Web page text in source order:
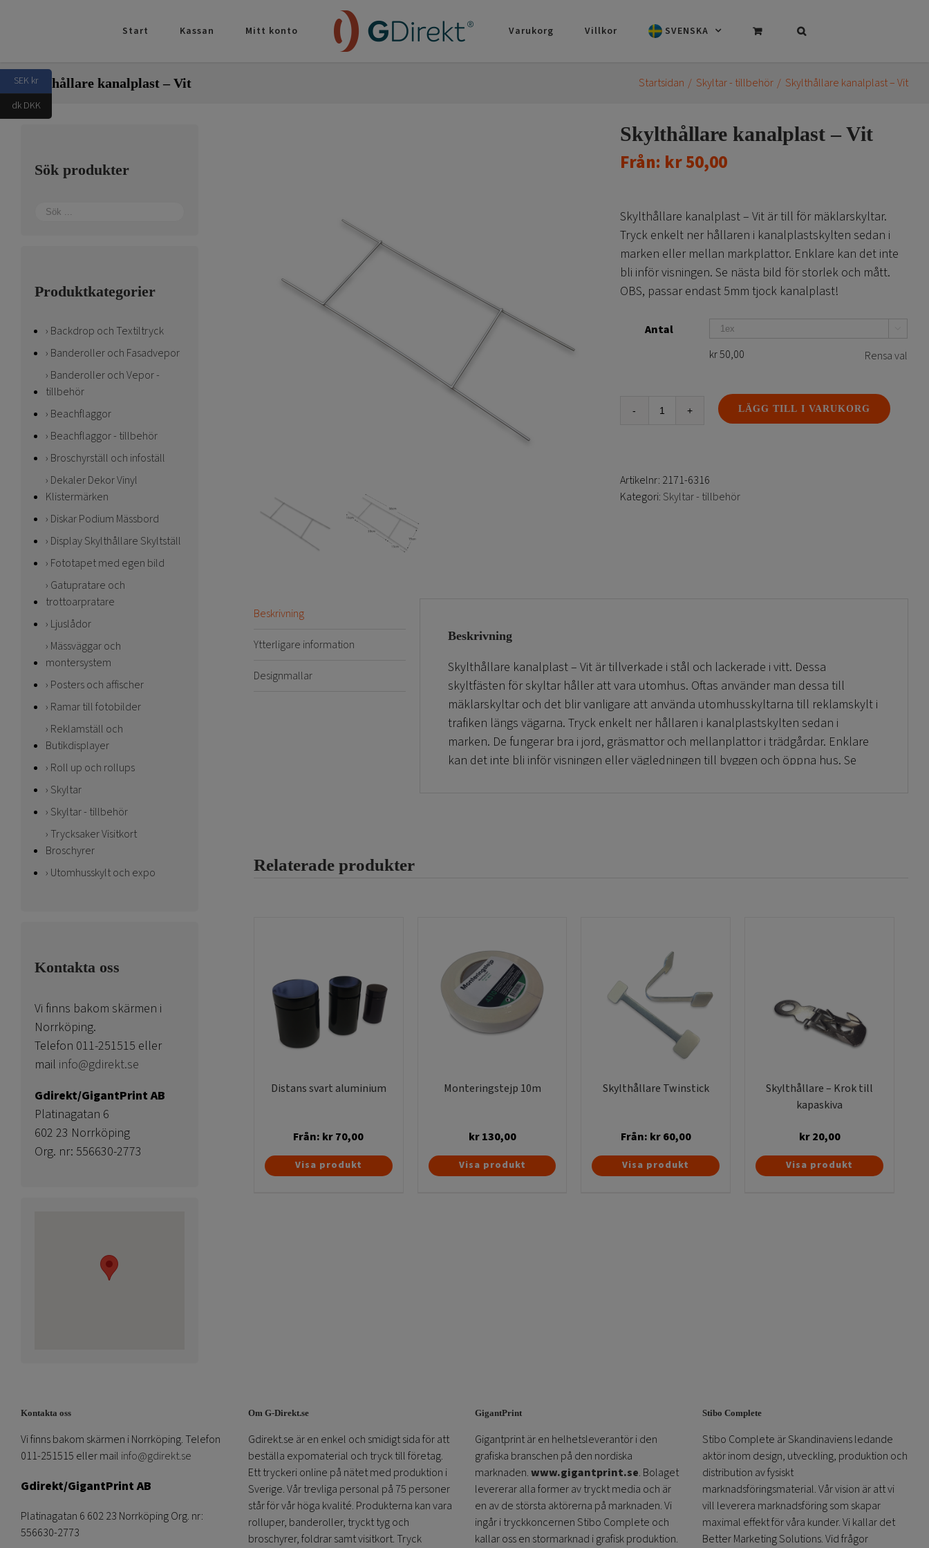
Start Kassan Mitt konto Varukorg Villkor SVENSKA
Skylthållare kanalplast – Vit Startsidan Skyltar - tillbehör Skylthållare kanalplast – Vit
Skylthållare kanalplast – Vit
Från: kr50,00
Skylthållare kanalplast – Vit är till för mäklarskyltar.
Tryck enkelt ner hållaren i kanalplastskylten sedan i
marken eller mellan markplattor. Enklare kan det inte
bli inför visningen. Se nästa bild för storlek och mått.
OBS, passar endast 5mm tjock kanalplast!
Antal
kr50,00 Rensa val
Skylthållare
mängd
LÄGG TILL I VARUKORG
Artikelnr: 2171-6316
Kategori: Skyltar - tillbehör
Beskrivning
Ytterligare information
Designmallar
Beskrivning
Skylthållare kanalplast – Vit är tillverkade i stål och lackerade i vitt. Dessa
skyltfästen för skyltar håller att vara utomhus. Oftas använder man dessa till
mäklarskyltar och det blir vanligare att använda utomhusskyltarna till reklamskylt i
trafiken längs vägarna. Tryck enkelt ner hållaren i kanalplastskylten sedan i
marken. De fungerar bra i jord, gräsmattor och mellanplattor i trädgårdar. Enklare
kan det inte bli inför visningen eller vägledningen till byggen och öppna hus. Se
Relaterade produkter
Distans svart aluminium
Från: kr70,00
Den
här
Visa produkt
Monteringstejp 10m
kr130,00
Visa produkt
Skylthållare Twinstick
Från: kr60,00
Den
här
Visa produkt
Skylthållare – Krok till
kapaskiva
kr20,00
Visa produkt
Sök produkter
Produktkategorier
Backdrop och Textiltryck
Banderoller och Fasadvepor
Banderoller och Vepor -
tillbehör
Beachflaggor
Beachflaggor - tillbehör
Broschyrställ och infoställ
Dekaler Dekor Vinyl
Klistermärken
Diskar Podium Mässbord
Display Skylthållare Skyltställ
Fototapet med egen bild
Gatupratare och
trottoarpratare
Ljuslådor
Mässväggar och
montersystem
Posters och affischer
Ramar till fotobilder
Reklamställ och
Butikdisplayer
Roll up och rollups
Skyltar
Skyltar - tillbehör
Trycksaker Visitkort
Broschyrer
Utomhusskylt och expo
Kontakta oss
Vi finns bakom skärmen i
Norrköping.
Telefon 011-251515 eller
mail info@gdirekt.se
Gdirekt/GigantPrint AB
Platinagatan 6
602 23 Norrköping
Org. nr: 556630-2773
Kontakta oss
Vi finns bakom skärmen i Norrköping. Telefon
011-251515 eller mail info@gdirekt.se
Gdirekt/GigantPrint AB
Platinagatan 6 602 23 Norrköping Org. nr:
556630-2773
Om G-Direkt.se
Gdirekt.se är en enkel och smidigt sida för att
beställa expomaterial och tryck till företag.
Ett tryckeri online på nätet med produktion i
Sverige. Vår trevliga personal på 75 personer
står för vår höga kvalité. Produkterna kan vara
rolluper, banderoller, tryckt tyg och
broschyrer, foldrar samt visitkort. Tryck
GigantPrint
Gigantprint är en helhetsleverantör i den
grafiska branschen på den nordiska
marknaden.www.gigantprint.se. Bolaget
levererar alla former av tryckt media och är
en av de största aktörerna på marknaden. Vi
ingår i tryckkoncernen Stibo Complete och
kallar oss en stormarknad i grafisk produktion.
Stibo Complete
Stibo Complete är Skandinaviens ledande
aktör inom design, utveckling, produktion och
distribution av fysiskt
marknadsföringsmaterial. Vår vision är att vi
vill leverera marknadsföring som skapar
maximal effekt för våra kunder. Vi kallar det
Better Marketing Solutions. Vid frågor
SEK kr
dk DKK